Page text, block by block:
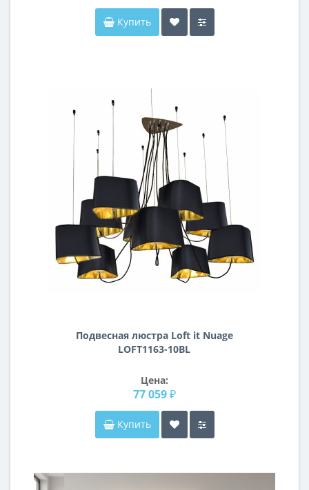
Купить
Подвесная люстра Loft it Nuage
LOFT1163-10BL
Цена:
77 059 ₽
Купить